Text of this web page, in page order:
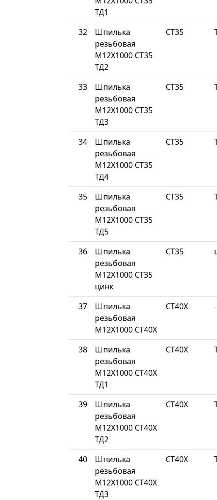
ТД1
32
Шпилька
резьбовая
М12Х1000 СТ35
ТД2
СТ35
33
Шпилька
резьбовая
М12Х1000 СТ35
ТД3
СТ35
34
Шпилька
резьбовая
М12Х1000 СТ35
ТД4
СТ35
35
Шпилька
резьбовая
М12Х1000 СТ35
ТД5
СТ35
36
Шпилька
резьбовая
М12Х1000 СТ35
цинк
СТ35
37
Шпилька
резьбовая
М12Х1000 СТ40Х
СТ40Х -
38
Шпилька
резьбовая
М12Х1000 СТ40Х
ТД1
СТ40Х
39
Шпилька
резьбовая
М12Х1000 СТ40Х
ТД2
СТ40Х
40
Шпилька
резьбовая
М12Х1000 СТ40Х
ТД3
СТ40Х